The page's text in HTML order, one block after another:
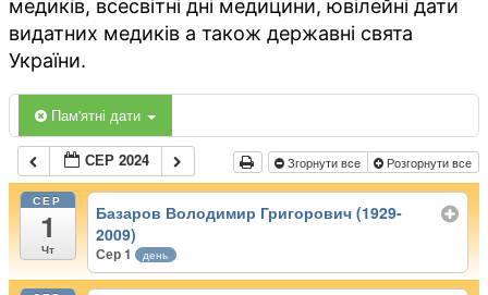
медиків, всесвітні дні медицини, ювілейні дати
видатних медиків а також державні свята
України.
Пам'ятні дати
СЕР 2024 Згорнути все Розгорнути все
СЕР
1
Чт
Базаров Володимир Григорович (1929-
2009)
Сер 1 день